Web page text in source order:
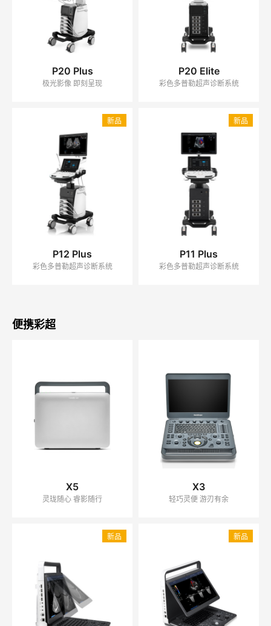
P20 Plus
极光影像 即刻呈现
P20 Elite
彩色多普勒超声诊断系统
新品
P12 Plus
彩色多普勒超声诊断系统
新品
P11 Plus
彩色多普勒超声诊断系统
便携彩超
X5
灵珑随心 睿影随行
X3
轻巧灵便 游刃有余
新品 新品